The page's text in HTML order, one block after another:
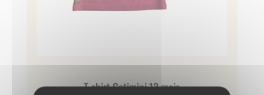
T-shirt Catimini 12 mois